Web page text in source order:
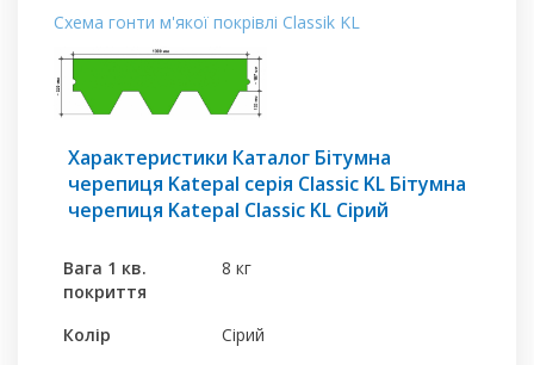
Схема гонти м'якої покрівлі Classik KL
Характеристики Каталог Бітумна
черепиця Katepal серія Classic KL Бітумна
черепиця Katepal Classic KL Сірий
Вага 1 кв.
покриття
8 кг
Колір
Сірий